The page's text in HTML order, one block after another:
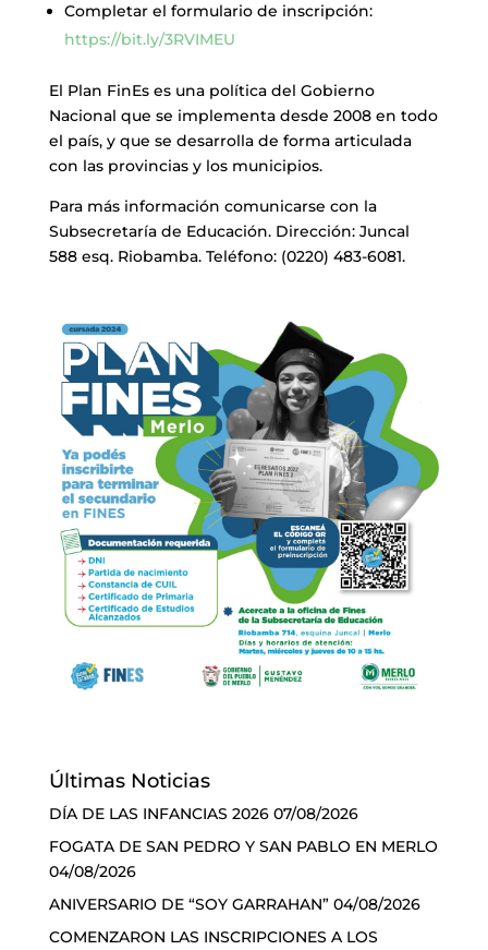
Completar el formulario de inscripción:
https://bit.ly/3RVIMEU
El Plan FinEs es una política del Gobierno
Nacional que se implementa desde 2008 en todo
el país, y que se desarrolla de forma articulada
con las provincias y los municipios.
Para más información comunicarse con la
Subsecretaría de Educación. Dirección: Juncal
588 esq. Riobamba. Teléfono: (0220) 483-6081.
Últimas Noticias
DÍA DE LAS INFANCIAS 2026 07/08/2026
FOGATA DE SAN PEDRO Y SAN PABLO EN MERLO
04/08/2026
ANIVERSARIO DE “SOY GARRAHAN” 04/08/2026
COMENZARON LAS INSCRIPCIONES A LOS